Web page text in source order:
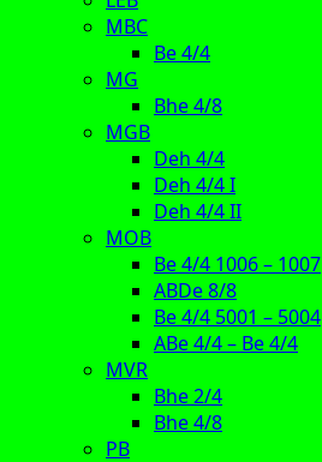
MBC
Be 4/4
MG
Bhe 4/8
MGB
Deh 4/4
Deh 4/4 I
Deh 4/4 II
MOB
Be 4/4 1006 – 1007
ABDe 8/8
Be 4/4 5001 – 5004
ABe 4/4 – Be 4/4
MVR
Bhe 2/4
Bhe 4/8
PB